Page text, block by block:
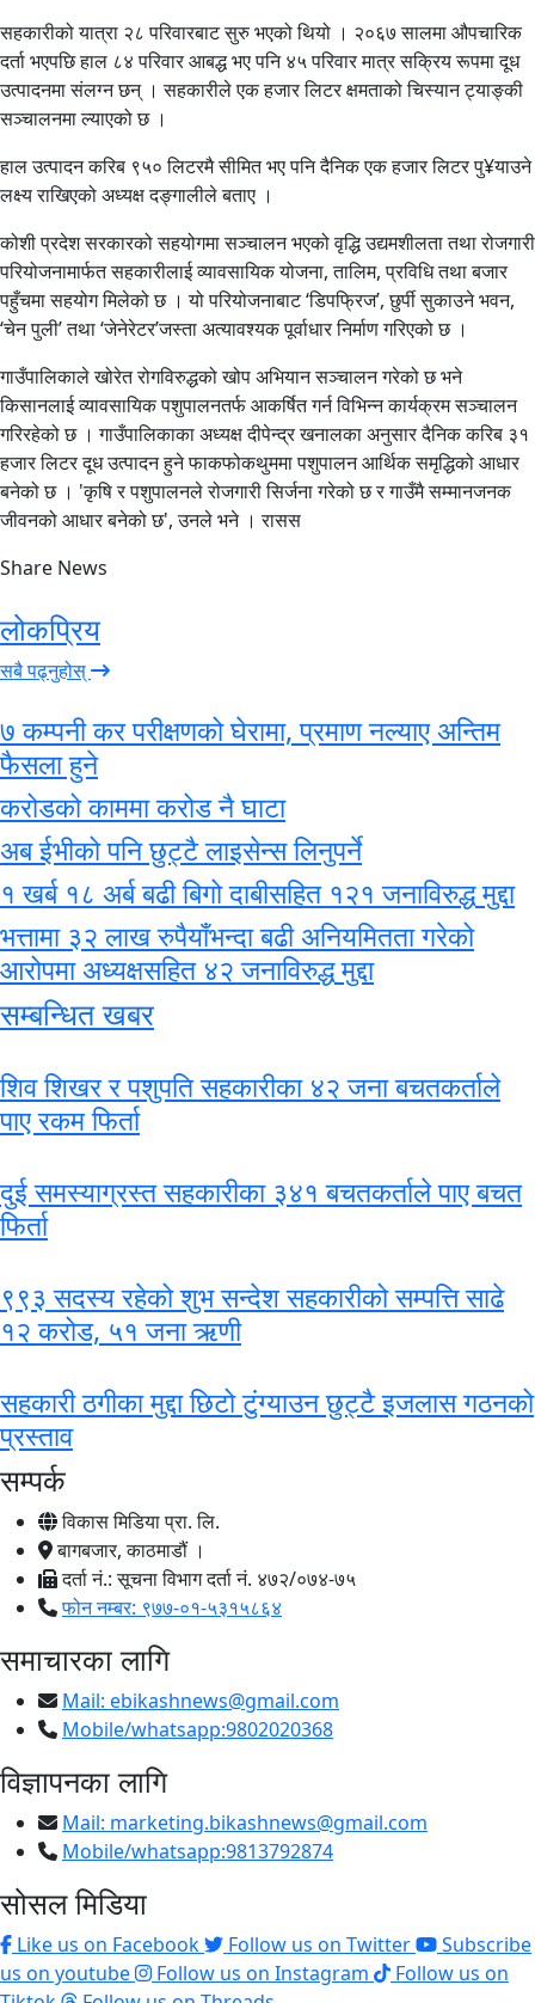
सहकारीको यात्रा २८ परिवारबाट सुरु भएको थियो । २०६७ सालमा औपचारिक
दर्ता भएपछि हाल ८४ परिवार आबद्ध भए पनि ४५ परिवार मात्र सक्रिय रूपमा दूध
उत्पादनमा संलग्न छन् । सहकारीले एक हजार लिटर क्षमताको चिस्यान ट्याङ्की
सञ्चालनमा ल्याएको छ ।
हाल उत्पादन करिब ९५० लिटरमै सीमित भए पनि दैनिक एक हजार लिटर पु¥याउने
लक्ष्य राखिएको अध्यक्ष दङ्गालीले बताए ।
कोशी प्रदेश सरकारको सहयोगमा सञ्चालन भएको वृद्धि उद्यमशीलता तथा रोजगारी
परियोजनामार्फत सहकारीलाई व्यावसायिक योजना, तालिम, प्रविधि तथा बजार
पहुँचमा सहयोग मिलेको छ । यो परियोजनाबाट ‘डिपफ्रिज’, छुर्पी सुकाउने भवन,
‘चेन पुली’ तथा ‘जेनेरेटर’जस्ता अत्यावश्यक पूर्वाधार निर्माण गरिएको छ ।
गाउँपालिकाले खोरेत रोगविरुद्धको खोप अभियान सञ्चालन गरेको छ भने
किसानलाई व्यावसायिक पशुपालनतर्फ आकर्षित गर्न विभिन्न कार्यक्रम सञ्चालन
गरिरहेको छ । गाउँपालिकाका अध्यक्ष दीपेन्द्र खनालका अनुसार दैनिक करिब ३१
हजार लिटर दूध उत्पादन हुने फाकफोकथुममा पशुपालन आर्थिक समृद्धिको आधार
बनेको छ । 'कृषि र पशुपालनले रोजगारी सिर्जना गरेको छ र गाउँमै सम्मानजनक
जीवनको आधार बनेको छ', उनले भने । रासस
Share News
लोकप्रिय
सबै पढ्नुहोस्
७ कम्पनी कर परीक्षणको घेरामा, प्रमाण नल्याए अन्तिम
फैसला हुने
करोडको काममा करोड नै घाटा
अब ईभीको पनि छुट्टै लाइसेन्स लिनुपर्ने
१ खर्ब १८ अर्ब बढी बिगो दाबीसहित १२१ जनाविरुद्ध मुद्दा
भत्तामा ३२ लाख रुपैयाँभन्दा बढी अनियमितता गरेको
आरोपमा अध्यक्षसहित ४२ जनाविरुद्ध मुद्दा
सम्बन्धित खबर
शिव शिखर र पशुपति सहकारीका ४२ जना बचतकर्ताले
पाए रकम फिर्ता
दुई समस्याग्रस्त सहकारीका ३४१ बचतकर्ताले पाए बचत
फिर्ता
९९३ सदस्य रहेको शुभ सन्देश सहकारीको सम्पत्ति साढे
१२ करोड, ५१ जना ऋणी
सहकारी ठगीका मुद्दा छिटो टुंग्याउन छुट्टै इजलास गठनको
प्रस्ताव
सम्पर्क
विकास मिडिया प्रा. लि.
बागबजार, काठमाडौं ।
दर्ता नं.: सूचना विभाग दर्ता नं. ४७२/०७४-७५
फोन नम्बर: ९७७-०१-५३१५८६४
समाचारका लागि
Mail: ebikashnews@gmail.com
Mobile/whatsapp:9802020368
विज्ञापनका लागि
Mail: marketing.bikashnews@gmail.com
Mobile/whatsapp:9813792874
सोसल मिडिया
Like us on Facebook Follow us on Twitter
Subscribe
us on youtube
Follow us on Instagram
Follow us on